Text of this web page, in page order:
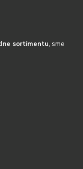
sortimentu, sme